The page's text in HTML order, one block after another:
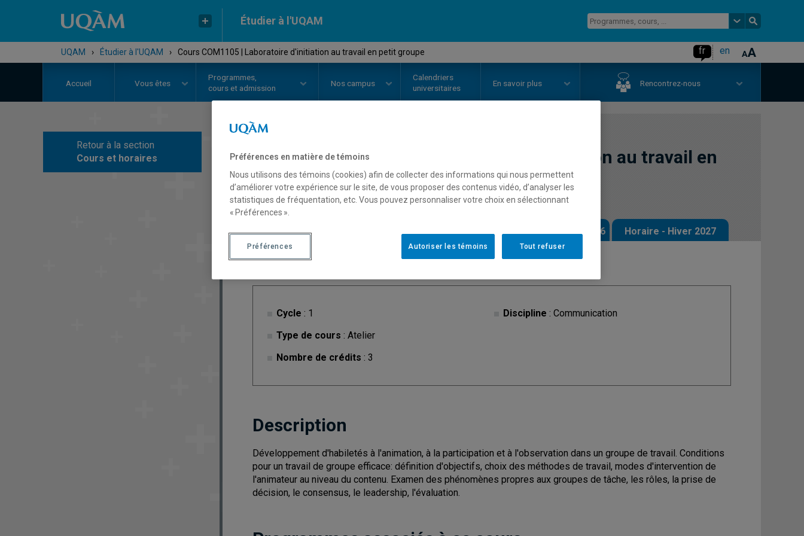
Étudier à l'UQAM
UQAM › Étudier à l'UQAM › Cours COM1105 | Laboratoire d'initiation au travail en petit groupe fr en
Accueil Vous êtes
Programmes,
cours et admission
Nos campus
Calendriers
universitaires
En savoir plus Rencontrez-nous
Retour à la section
Cours et horaires
COURS// COM1105
Laboratoire d'initiation au travail en
petit groupe
Description Horaire - Été 2026 Horaire - Automne 2026 Horaire - Hiver 2027
Cycle : 1
Type de cours : Atelier
Nombre de crédits : 3
Discipline : Communication
Description
Développement d'habiletés à l'animation, à la participation et à l'observation dans un groupe de travail. Conditions
pour un travail de groupe efficace: définition d'objectifs, choix des méthodes de travail, modes d'intervention de
l'animateur au niveau du contenu. Examen des phénomènes propres aux groupes de tâche, les rôles, la prise de
décision, le consensus, le leadership, l'évaluation.
Préférences en matière de témoins
Nous utilisons des témoins (cookies) afin de collecter des informations qui nous permettent
d’améliorer votre expérience sur le site, de vous proposer des contenus vidéo, d’analyser les
statistiques de fréquentation, etc. Vous pouvez personnaliser votre choix en sélectionnant
« Préférences ».
Tout refuser
Autoriser les témoins
Préférences